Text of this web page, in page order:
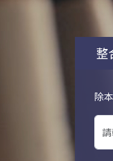
整
除
關